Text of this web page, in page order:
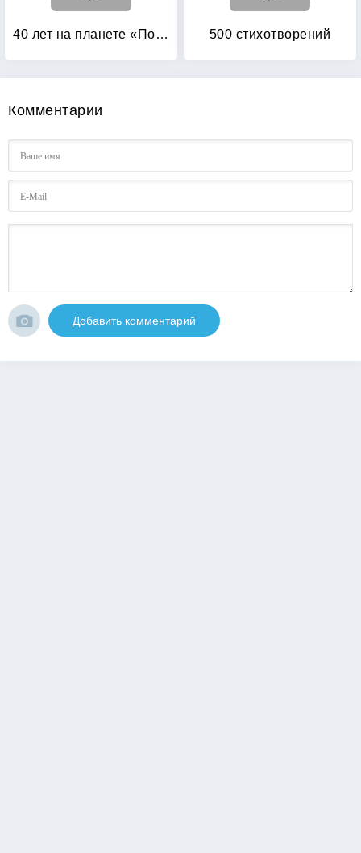
40 лет на планете «Поэзия»: сборник итогов по жизни 2005-2010 500 стихотворений
Комментарии